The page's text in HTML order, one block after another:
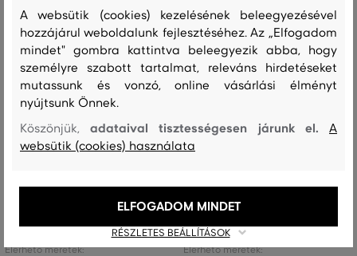
AKCIÓ -50%
+1 25 490 Ft
Elérhető méretek:
AKCIÓ -50%
25 490 Ft
Elérhető méretek:
A websütik (cookies) kezelésének beleegyezésével
hozzájárul weboldalunk fejlesztéséhez. Az „Elfogadom
mindet" gombra kattintva beleegyezik abba, hogy
személyre szabott tartalmat, releváns hirdetéseket
mutassunk és vonzó, online vásárlási élményt
nyújtsunk Önnek.
Köszönjük,adataival tisztességesen járunk el.A
websütik (cookies) használata
RÉSZLETES BEÁLLÍTÁSOK
ELFOGADOM MINDET